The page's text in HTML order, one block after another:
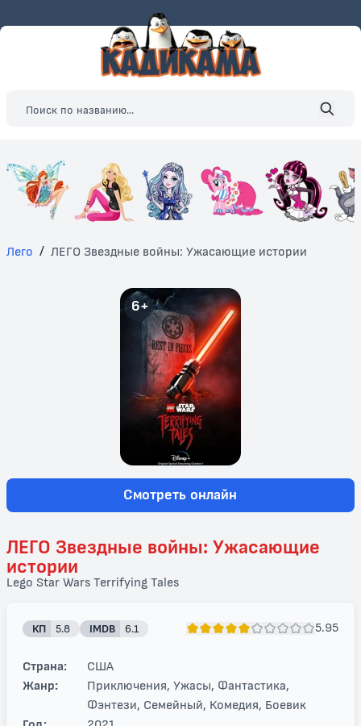
Лего / ЛЕГО Звездные войны: Ужасающие истории
6+
Смотреть онлайн
ЛЕГО Звездные войны: Ужасающие
истории
Lego Star Wars Terrifying Tales
КП 5.8 IMDB 6.1 5.95
Страна:
США
Жанр:
Приключения, Ужасы, Фантастика,
Фэнтези, Семейный, Комедия, Боевик